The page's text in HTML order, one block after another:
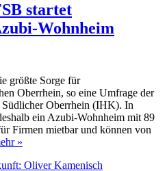
startet
Wohnheim
größte Sorge für
Oberrhein, so eine Umfrage der
Oberrhein (IHK). In
ein Azubi-Wohnheim mit 89
Firmen mietbar und können von
»